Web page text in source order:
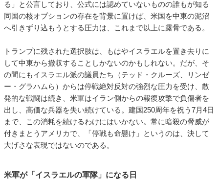
る」と公言しており、公式には認めていないものの誰もが知る
同国の核オプションの存在を背景に置けば、米国を中東の泥沼
へ引きずり込もうとする圧力は、これまで以上に露骨である。
トランプに残された選択肢は、もはやイスラエルを置き去りに
して中東から撤収することしかないのかもしれない。だが、そ
の間にもイスラエル派の議員たち（テッド・クルーズ、リンゼ
ー・グラハムら）からは停戦絶対反対の強烈な圧力を受け、散
発的な戦闘は続き、米軍はイラン側からの報復攻撃で負傷者を
出し、高価な兵器を失い続けている。建国250周年を祝う7月4日
まで、この消耗を続けるわけにはいかない。常に暗殺の脅威が
付きまとうアメリカで、「停戦も命懸け」というのは、決して
大げさな表現ではないのである。
米軍が「イスラエルの軍隊」になる日